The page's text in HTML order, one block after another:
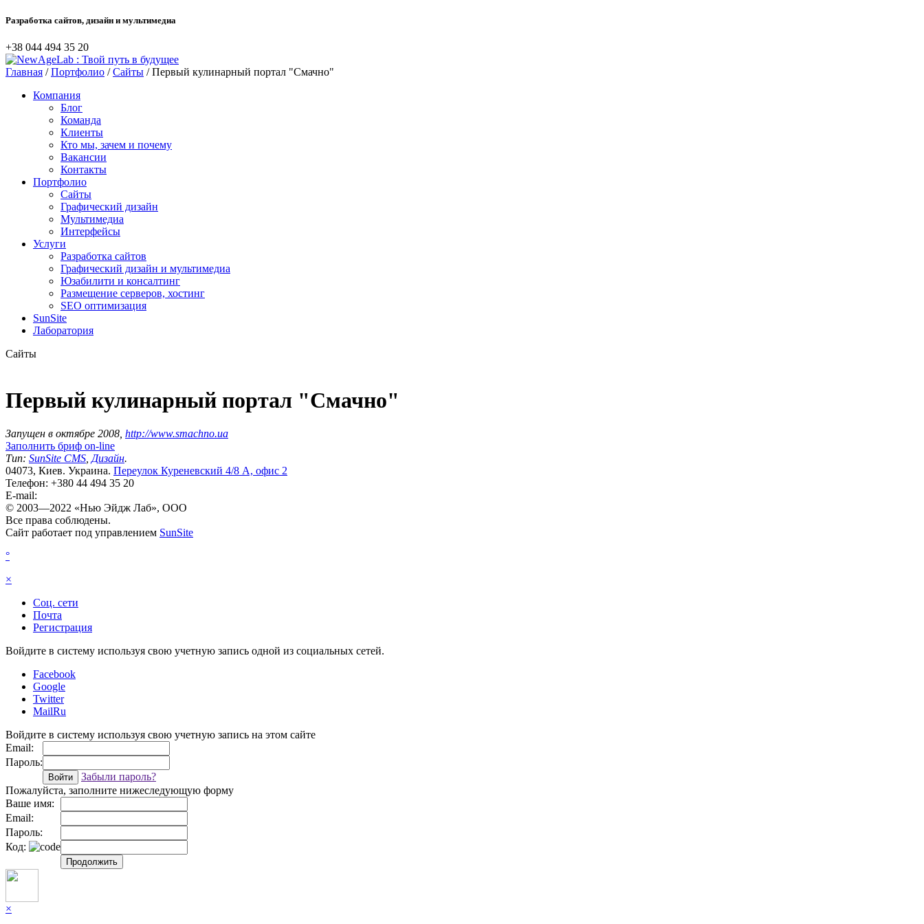
Разработка сайтов, дизайн и мультимедиа
+38 044‎ 494 35 20
Главная /Портфолио /Сайты / Первый кулинарный портал "Смачно"
Компания
Блог
Команда
Клиенты
Кто мы, зачем и почему
Вакансии
Контакты
Портфолио
Сайты
Графический дизайн
Мультимедиa
Интерфейсы
Услуги
Разработка сайтов
Графический дизайн и мультимедиa
Юзабилити и консалтинг
Размещение серверов, хостинг
SEO оптимизация
SunSite
Лаборатория
Сайты
Первый кулинарный портал "Смачно"
Запущен в октябре 2008, http://www.smachno.ua
Заполнить бриф on-line
Тип: SunSite CMS Дизайн.
04073, Киев. Украина. Переулок Куреневский 4/8 А, офис 2
Телефон: +380 44 ‎494 35 20
E-mail:
© 2003—2022 «Нью Эйдж Лаб», OOO
Все права соблюдены.
Сайт работает под управлением SunSite
°
×
Соц. сети
Почта
Регистрация
Войдите в систему используя свою учетную запись одной из социальных сетей.
Facebook
Google
Twitter
MailRu
Войдите в систему используя свою учетную запись на этом сайте
Email:
Пароль:
Войти
Забыли пароль?
Пожалуйста, заполните нижеследующую форму
Ваше имя:
Email:
Пароль:
Код:
Продолжить
×